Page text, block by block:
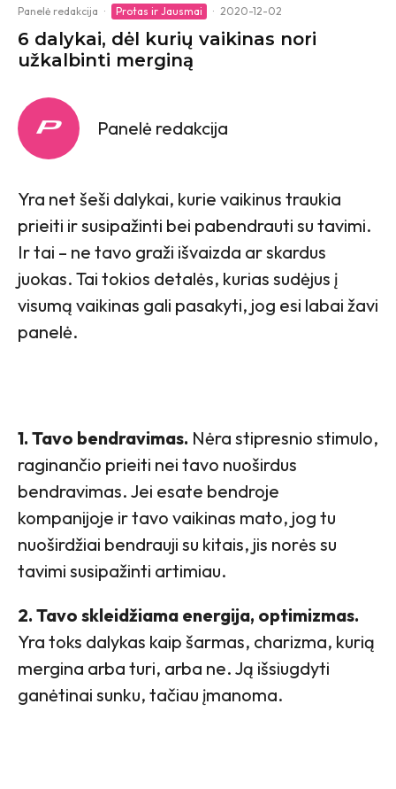
Panelė redakcija · Protas ir Jausmai · 2020-12-02
6 dalykai, dėl kurių vaikinas nori
užkalbinti merginą
Panelė redakcija
Yra net šeši dalykai, kurie vaikinus traukia
prieiti ir susipažinti bei pabendrauti su tavimi.
Ir tai – ne tavo graži išvaizda ar skardus
juokas. Tai tokios detalės, kurias sudėjus į
visumą vaikinas gali pasakyti, jog esi labai žavi
panelė.
1. Tavo bendravimas. Nėra stipresnio stimulo,
raginančio prieiti nei tavo nuoširdus
bendravimas. Jei esate bendroje
kompanijoje ir tavo vaikinas mato, jog tu
nuoširdžiai bendrauji su kitais, jis norės su
tavimi susipažinti artimiau.
2. Tavo skleidžiama energija, optimizmas.
Yra toks dalykas kaip šarmas, charizma, kurią
mergina arba turi, arba ne. Ją išsiugdyti
ganėtinai sunku, tačiau įmanoma.